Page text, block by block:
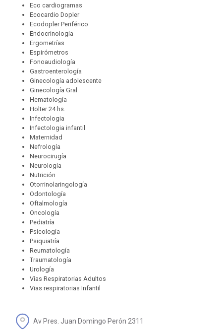
Eco cardiogramas
Ecocardio Dopler
Ecodopler Periférico
Endocrinología
Ergometrías
Espirómetros
Fonoaudiología
Gastroenterología
Ginecología adolescente
Ginecología Gral.
Hematología
Holter 24 hs.
Infectologia
Infectologia infantil
Maternidad
Nefrología
Neurocirugía
Neurología
Nutrición
Otorrinolaringología
Odontología
Oftalmología
Oncología
Pediatría
Psicología
Psiquiatría
Reumatología
Traumatología
Urología
Vías Respiratorias Adultos
Vias respiratorias Infantil
Av Pres. Juan Domingo Perón 2311